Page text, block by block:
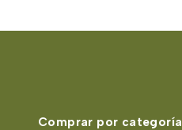
Comprar por categoría